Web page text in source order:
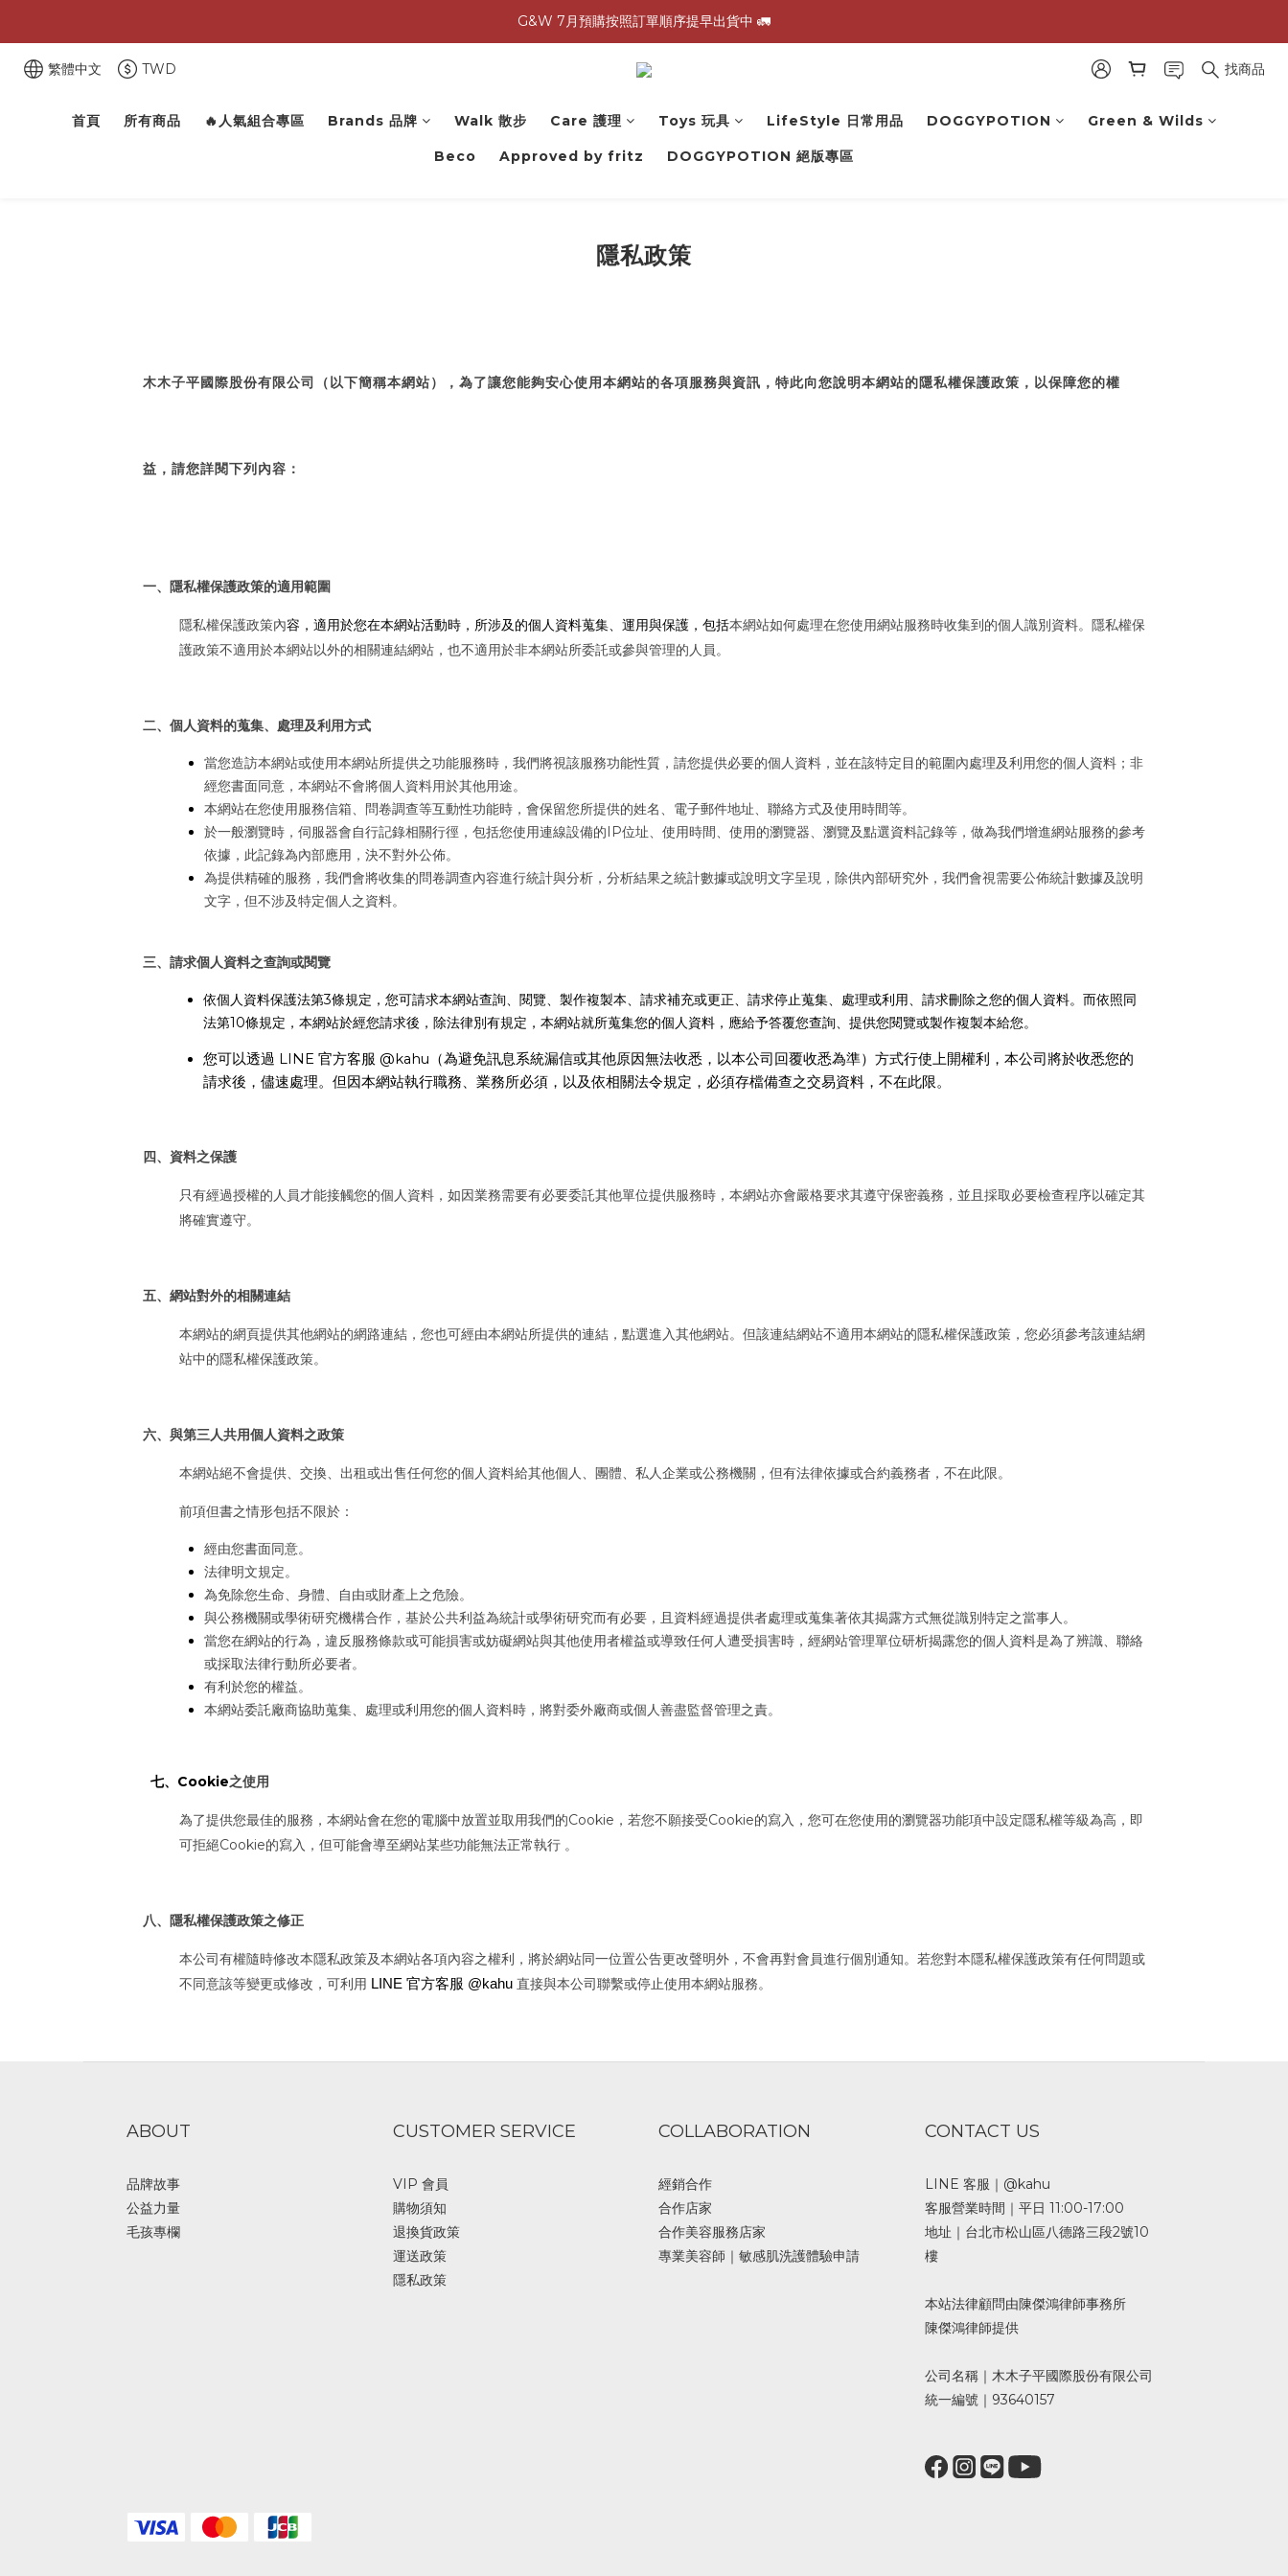
G&W 7月預購按照訂單順序提早出貨中 🚛
G&W 7月預購按照訂單順序提早出貨中 🚛
\ 加入會員領$60購物金，生日再領$100！/
G&W 7月預購按照訂單順序提早出貨中 🚛
繁體中文 TWD 找商品
首頁 所有商品 🔥人氣組合專區 Brands 品牌 Walk 散步 Care 護理 Toys 玩具 LifeStyle 日常用品 DOGGYPOTION Green & Wilds
Beco Approved by fritz DOGGYPOTION 絕版專區
隱私政策
木木子平國際股份有限公司（以下簡稱本網站），為了讓您能夠安心使用本網站的各項服務與資訊，特此向您說明本網站的隱私權保護政策，以保障您的權
益，請您詳閱下列內容：
一、隱私權保護政策的適用範圍
隱私權保護政策內容，適用於您在本網站活動時，所涉及的個人資料蒐集、運用與保護，包括本網站如何處理在您使用網站服務時收集到的個人識別資料。隱私權保
護政策不適用於本網站以外的相關連結網站，也不適用於非本網站所委託或參與管理的人員。
二、個人資料的蒐集、處理及利用方式
當您造訪本網站或使用本網站所提供之功能服務時，我們將視該服務功能性質，請您提供必要的個人資料，並在該特定目的範圍內處理及利用您的個人資料；非
經您書面同意，本網站不會將個人資料用於其他用途。
本網站在您使用服務信箱、問卷調查等互動性功能時，會保留您所提供的姓名、電子郵件地址、聯絡方式及使用時間等。
於一般瀏覽時，伺服器會自行記錄相關行徑，包括您使用連線設備的IP位址、使用時間、使用的瀏覽器、瀏覽及點選資料記錄等，做為我們增進網站服務的參考
依據，此記錄為內部應用，決不對外公佈。
為提供精確的服務，我們會將收集的問卷調查內容進行統計與分析，分析結果之統計數據或說明文字呈現，除供內部研究外，我們會視需要公佈統計數據及說明
文字，但不涉及特定個人之資料。
三、請求個人資料之查詢或閱覽
依個人資料保護法第3條規定，您可請求本網站查詢、閱覽、 製作複製本、請求補充或更正、請求停止蒐集、處理或利用、請求刪除之您的個人資料。而依照同
法第10條規定，本網站於經您請求後，除法律別有規定，本網站就所蒐集您的個人資料，應給予答覆您查詢、提供您閱覽或製作複製本給您。
您可以透過 LINE 官方客服 @kahu （為避免訊息系統漏信或其他原因無法收悉，以本公司回覆收悉為準）方式行使上開權利，本公司將於收悉您的
請求後，儘速處理。但因本網站執行職務、業務所必須，以及依相關法令規定，必須存檔備查之交易資料，不在此限。
四、資料之保護
只有經過授權的人員才能接觸您的個人資料，如因業務需要有必要委託其他單位提供服務時，本網站亦會嚴格要求其遵守保密義務，並且採取必要檢查程序以確定其
將確實遵守。
五、網站對外的相關連結
本網站的網頁提供其他網站的網路連結，您也可經由本網站所提供的連結，點選進入其他網站。但該連結網站不適用本網站的隱私權保護政策，您必須參考該連結網
站中的隱私權保護政策。
六、與第三人共用個人資料之政策
本網站絕不會提供、交換、出租或出售任何您的個人資料給其他個人、團體、私人企業或公務機關，但有法律依據或合約義務者，不在此限。
前項但書之情形包括不限於：
經由您書面同意。
法律明文規定。
為免除您生命、身體、自由或財產上之危險。
與公務機關或學術研究機構合作，基於公共利益為統計或學術研究而有必要，且資料經過提供者處理或蒐集著依其揭露方式無從識別特定之當事人。
當您在網站的行為，違反服務條款或可能損害或妨礙網站與其他使用者權益或導致任何人遭受損害時，經網站管理單位研析揭露您的個人資料是為了辨識、聯絡
或採取法律行動所必要者。
有利於您的權益。
本網站委託廠商協助蒐集、處理或利用您的個人資料時，將對委外廠商或個人善盡監督管理之責。
七、Cookie之使用
為了提供您最佳的服務，本網站會在您的電腦中放置並取用我們的Cookie，若您不願接受Cookie的寫入，您可在您使用的瀏覽器功能項中設定隱私權等級為高，即
可拒絕Cookie的寫入，但可能會導至網站某些功能無法正常執行 。
八、隱私權保護政策之修正
本公司有權隨時修改本隱私政策及本網站各項內容之權利，將於網站同一位置公告更改聲明外，不會再對會員進行個別通知。若您對本隱私權保護政策有任何問題或
不同意該等變更或修改，可利用 LINE 官方客服 @kahu 直接與本公司聯繫或停止使用本網站服務。
ABOUT
品牌故事
公益力量
毛孩專欄
CUSTOMER SERVICE
VIP 會員
購物須知
退換貨政策
運送政策
隱私政策
COLLABORATION
經銷合作
合作店家
合作美容服務店家
專業美容師｜敏感肌洗護體驗申請
CONTACT US
LINE 客服｜@kahu
客服營業時間｜平日 11:00-17:00
地址｜台北市松山區八德路三段2號10
樓
本站法律顧問由陳傑鴻律師事務所
陳傑鴻律師提供
公司名稱｜木木子平國際股份有限公司
統一編號｜93640157